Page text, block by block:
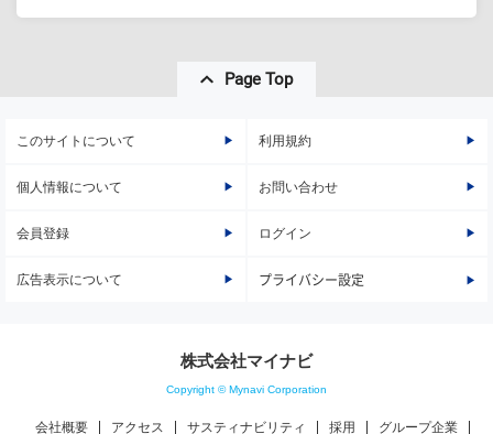
Page Top
このサイトについて 利用規約
個人情報について お問い合わせ
会員登録 ログイン
広告表示について プライバシー設定
株式会社マイナビ
Copyright © Mynavi Corporation
会社概要 アクセス サスティナビリティ 採用 グループ企業